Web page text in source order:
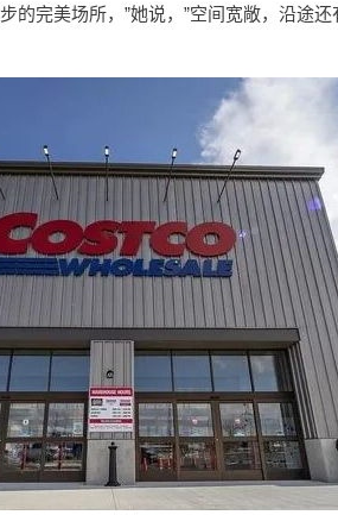
的完美场所，”她说，”空间宽敞，沿途